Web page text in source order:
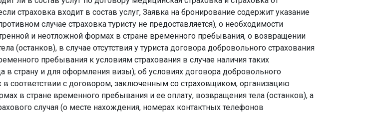
страховка входит в состав услуг, Заявка на бронирование содержит указание
случае страховка туристу не предоставляется), о необходимости
и неотложной формах в стране временного пребывания, о возвращении
(останков), в случае отсутствия у туриста договора добровольного страхования
пребывания к условиям страхования в случае наличия таких
в страну и для оформления визы); об условиях договора добровольного
соответствии с договором, заключенным со страховщиком, организацию
в стране временного пребывания и ее оплату, возвращения тела (останков), а
случая (о месте нахождения, номерах контактных телефонов